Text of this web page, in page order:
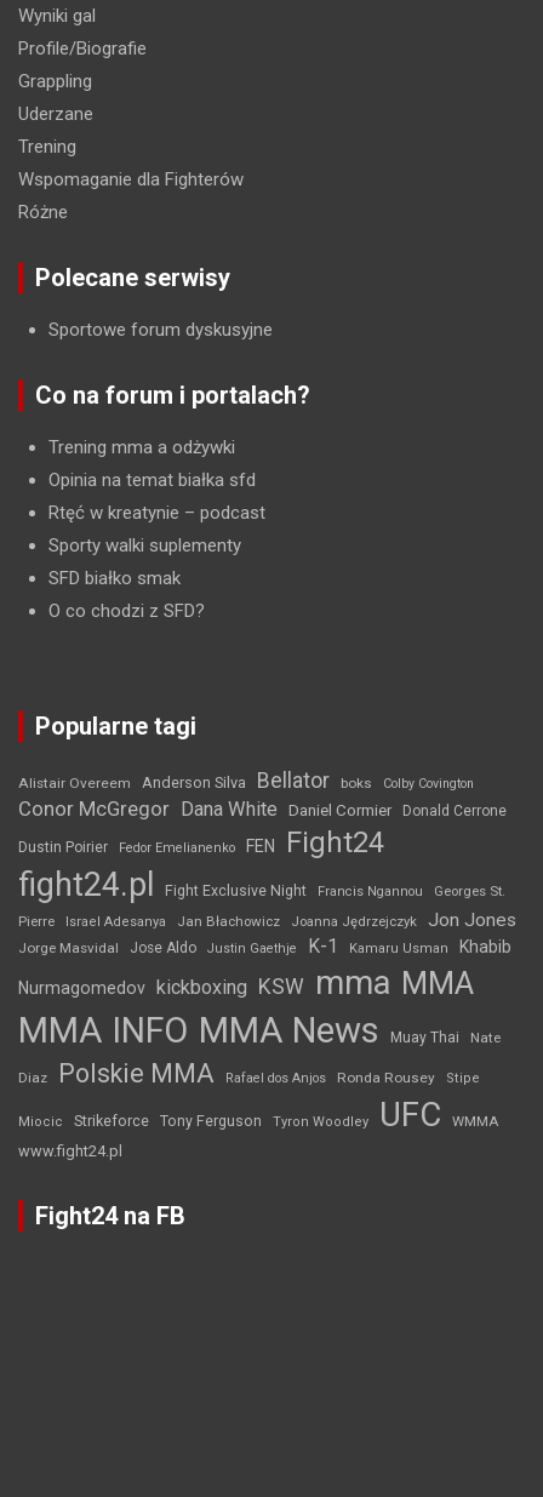
Wyniki gal
Profile/Biografie
Grappling
Uderzane
Trening
Wspomaganie dla Fighterów
Różne
Polecane serwisy
Sportowe forum dyskusyjne
Co na forum i portalach?
Trening mma a odżywki
Opinia na temat białka sfd
Rtęć w kreatynie – podcast
Sporty walki suplementy
SFD białko smak
O co chodzi z SFD?
Popularne tagi
Alistair Overeem Anderson Silva Bellator boks Colby Covington
Conor McGregor Dana White Daniel Cormier Donald Cerrone
Dustin Poirier Fedor Emelianenko FEN Fight24
fight24.pl Fight Exclusive Night Francis Ngannou
Georges St.
Pierre
Israel Adesanya Jan Błachowicz Joanna Jędrzejczyk Jon Jones
Jorge Masvidal Jose Aldo Justin Gaethje K-1 Kamaru Usman Khabib
Nurmagomedov kickboxing KSW mma MMA
MMA INFO MMA News Muay Thai Nate
Diaz Polskie MMA Rafael dos Anjos Ronda Rousey Stipe
Miocic Strikeforce Tony Ferguson Tyron Woodley UFC WMMA
www.fight24.pl
Fight24 na FB